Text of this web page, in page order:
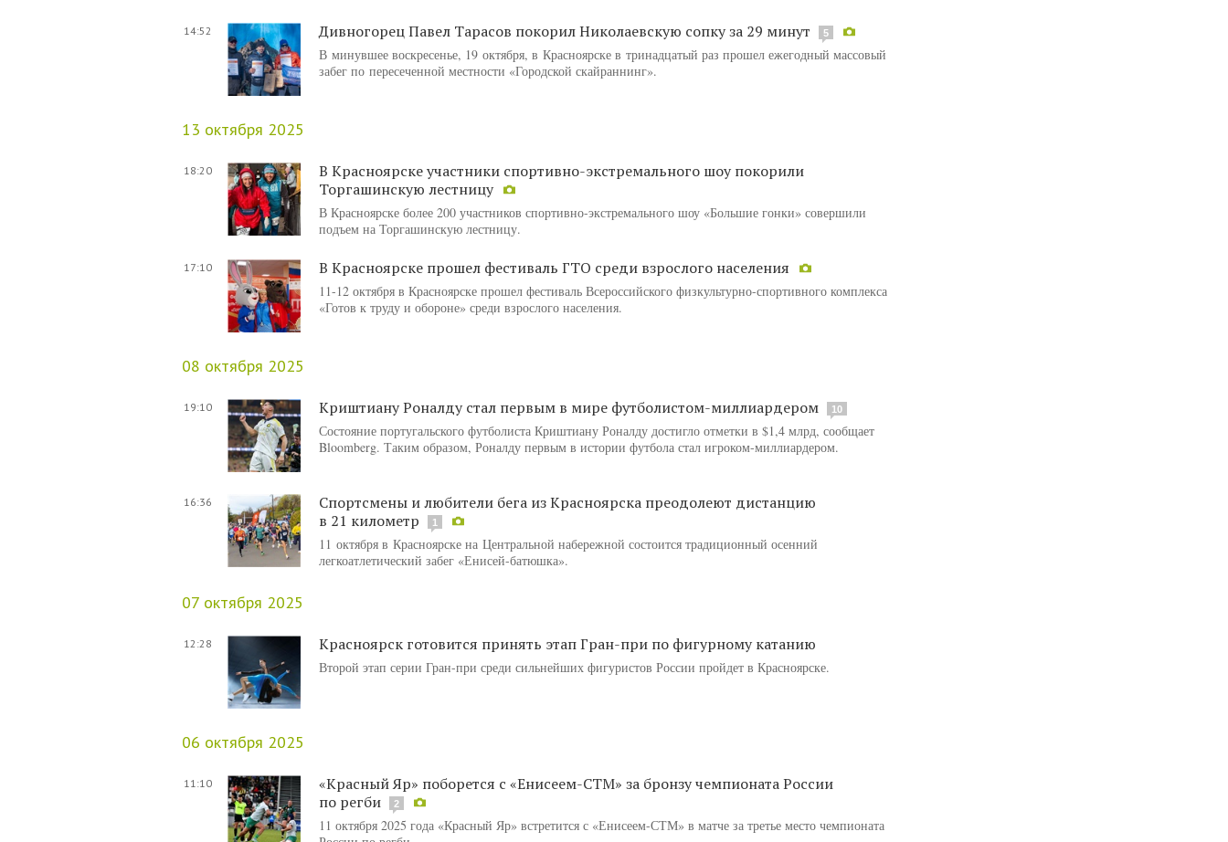
14:52 Дивногорец Павел Тарасов покорил Николаевскую сопку за 29 минут 5
В минувшее воскресенье, 19 октября, в Красноярске в тринадцатый раз прошел ежегодный массовый
забег по пересеченной местности «Городской скайраннинг».
13 октября 2025
18:20
В Красноярске участники спортивно-экстремального шоу покорили
Торгашинскую лестницу
В Красноярске более ​200 участников спортивно-экстремального шоу «Большие гонки» совершили
подъем на Торгашинскую лестницу.
17:10 В Красноярске прошел фестиваль ГТО среди взрослого населения
11-12 октября в Красноярске прошел фестиваль Всероссийского физкультурно-спортивного комплекса
«Готов к труду и обороне» среди взрослого населения.
08 октября 2025
19:10 Криштиану Роналду стал первым в мире футболистом-миллиардером 10
Состояние португальского футболиста Криштиану Роналду достигло отметки в $1,4 млрд, сообщает
Bloomberg. Таким образом, Роналду первым в истории футбола стал игроком-миллиардером.
16:36
Спортсмены и любители бега из Красноярска преодолеют дистанцию
в 21 километр
1
11 октября в Красноярске на Центральной набережной состоится традиционный осенний
легкоатлетический забег «Енисей-батюшка».
07 октября 2025
12:28 Красноярск готовится принять этап Гран-при по фигурному катанию
Второй этап серии Гран-при среди сильнейших фигуристов России пройдет в Красноярске.
06 октября 2025
11:10
«Красный Яр» поборется с «Енисеем-СТМ» за бронзу чемпионата России
по регби
2
11 октября 2025 года «Красный Яр» встретится с «Енисеем-СТМ» в матче за третье место чемпионата